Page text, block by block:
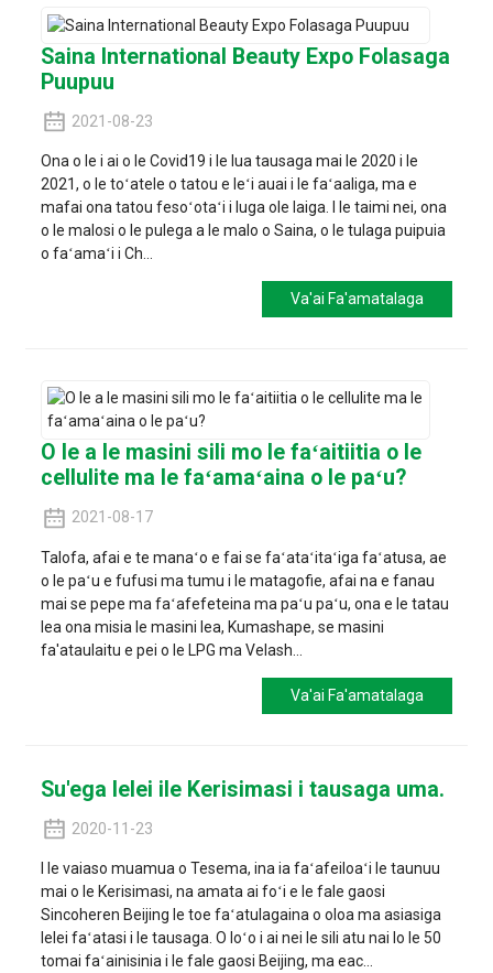
Saina International Beauty Expo Folasaga
Puupuu
2021-08-23
Ona o le i ai o le Covid19 i le lua tausaga mai le 2020 i le
2021, o le toʻatele o tatou e leʻi auai i le faʻaaliga, ma e
mafai ona tatou fesoʻotaʻi i luga ole laiga. I le taimi nei, ona
o le malosi o le pulega a le malo o Saina, o le tulaga puipuia
o faʻamaʻi i Ch...
Va'ai Fa'amatalaga
O le a le masini sili mo le faʻaitiitia o le
cellulite ma le faʻamaʻaina o le paʻu?
2021-08-17
Talofa, afai e te manaʻo e fai se faʻataʻitaʻiga faʻatusa, ae
o le paʻu e fufusi ma tumu i le matagofie, afai na e fanau
mai se pepe ma faʻafefeteina ma paʻu paʻu, ona e le tatau
lea ona misia le masini lea, Kumashape, se masini
fa'ataulaitu e pei o le LPG ma Velash...
Va'ai Fa'amatalaga
Su'ega lelei ile Kerisimasi i tausaga uma.
2020-11-23
I le vaiaso muamua o Tesema, ina ia faʻafeiloaʻi le taunuu
mai o le Kerisimasi, na amata ai foʻi e le fale gaosi
Sincoheren Beijing le toe faʻatulagaina o oloa ma asiasiga
lelei faʻatasi i le tausaga. O loʻo i ai nei le sili atu nai lo le 50
tomai faʻainisinia i le fale gaosi Beijing, ma eac...